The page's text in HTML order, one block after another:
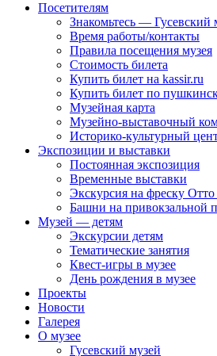
Посетителям
Знакомьтесь — Гусевский
Время работы/контакты
Правила посещения музея
Стоимость билета
Купить билет на kassir.ru
Купить билет по
Музейная карта
Музейно-выставочный
Историко-культурный
Экспозиции и выставки
Постоянная экспозиция
Временные выставки
Экскурсия на фреску
Башни на привокзальной
Музей — детям
Экскурсии детям
Тематические занятия
Квест-игры в музее
День рождения в музее
Проекты
Новости
Галерея
О музее
Гусевский музей